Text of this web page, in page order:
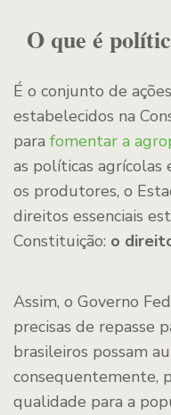
O que é
É o conjunto de
estabelecidos na
para fomentar a
as políticas agrícolas
os produtores, o
direitos essenciais
Constituição: o
Assim, o Governo
precisas de repasse
brasileiros possam
consequentemente,
qualidade para a